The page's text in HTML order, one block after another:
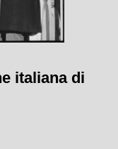
italiana di